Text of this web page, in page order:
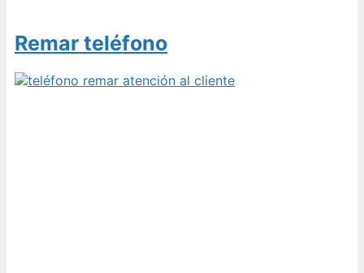
Remar teléfono